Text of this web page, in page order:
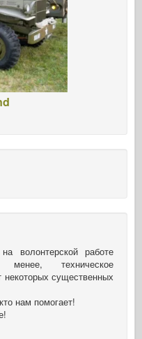
волонтерской работе
техническое
некоторых существенных
нам помогает!